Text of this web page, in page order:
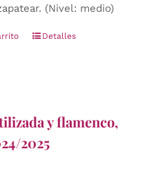
(Nivel: medio)
Detalles
y flamenco,
2025